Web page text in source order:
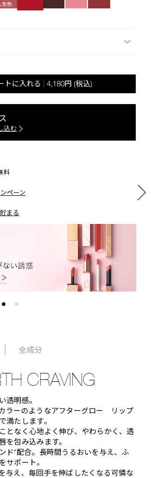
気色
トに入れる 4,180円 (税込)
込む
料
ペーン
まる
全成分
CRAVING
透明感。
ラーのようなアフターグロー リップ
満たします。
となく心地よく伸び、やわらかく、透
を包み込みます。
ド*配合。長時間うるおいを与え、ふ
サポート。
与え、毎回手を伸ばしたくなる可憐な